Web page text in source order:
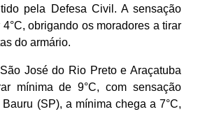
pela Defesa Civil. A sensação
obrigando os moradores a tirar
do armário.
José do Rio Preto e Araçatuba
mínima de 9°C, com sensação
(SP), a mínima chega a 7°C,